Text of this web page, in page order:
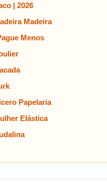
| 2026
Madeira
Menos
Papelaria
Elástica